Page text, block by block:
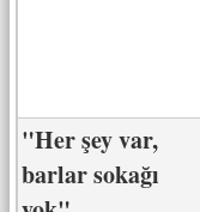
"Her şey var,
barlar sokağı